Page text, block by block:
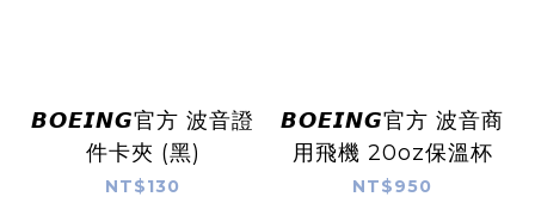
𝘽𝙊𝙀𝙄𝙉𝙂官方 波音證
件卡夾 (黑)
NT$130
𝘽𝙊𝙀𝙄𝙉𝙂官方 波音商
用飛機 20oz保溫杯
NT$950